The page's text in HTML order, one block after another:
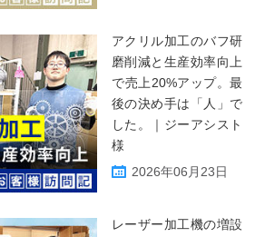
アクリル加工のバフ研
磨削減と生産効率向上
で売上20%アップ。最
後の決め手は「人」で
した。｜ジーアシスト
様
2026年06月23日
レーザー加工機の増設